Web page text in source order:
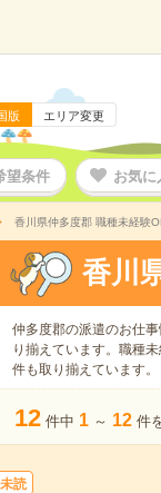
版 エリア変更
望条件 お気に
香川県仲多度郡 職種未経験
香川
仲多度郡の派遣のお仕事
り揃えています。職種未
件も取り揃えています。
12 件中 1 ～ 12 件
未読